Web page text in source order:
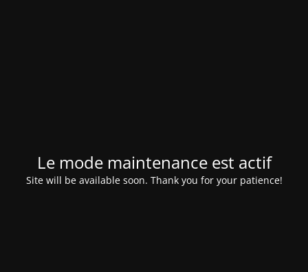
Le mode maintenance est actif
Site will be available soon. Thank you for your patience!